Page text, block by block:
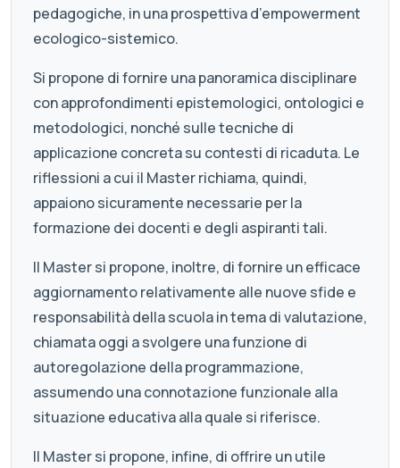
pedagogiche, in una prospettiva d’empowerment
ecologico-sistemico.
Si propone di fornire una panoramica disciplinare
con approfondimenti epistemologici, ontologici e
metodologici, nonché sulle tecniche di
applicazione concreta su contesti di ricaduta. Le
riflessioni a cui il Master richiama, quindi,
appaiono sicuramente necessarie per la
formazione dei docenti e degli aspiranti tali.
Il Master si propone, inoltre, di fornire un efficace
aggiornamento relativamente alle nuove sfide e
responsabilità della scuola in tema di valutazione,
chiamata oggi a svolgere una funzione di
autoregolazione della programmazione,
assumendo una connotazione funzionale alla
situazione educativa alla quale si riferisce.
Il Master si propone, infine, di offrire un utile